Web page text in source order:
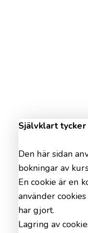
Självklart
Den här sidan
bokningar av
En cookie är en
använder
har gjort.
Lagring av